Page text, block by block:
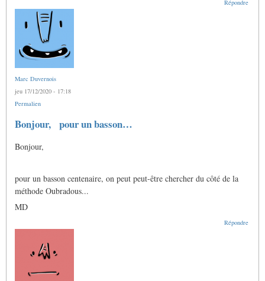
Répondre
Marc Duvernois
jeu 17/12/2020 - 17:18
Permalien
Bonjour, pour un basson…
Bonjour,
pour un basson centenaire, on peut peut-être chercher du côté de la
méthode Oubradous...
MD
Répondre